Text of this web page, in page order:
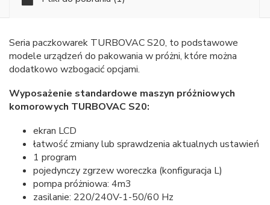
Seria paczkowarek TURBOVAC S20, to podstawowe
modele urządzeń do pakowania w próżni, które można
dodatkowo wzbogacić opcjami.
Wyposażenie standardowe maszyn próżniowych
komorowych TURBOVAC S20:
ekran LCD
łatwość zmiany lub sprawdzenia aktualnych ustawień
1 program
pojedynczy zgrzew woreczka (konfiguracja L)
pompa próżniowa: 4m3
zasilanie: 220/240V-1-50/60 Hz